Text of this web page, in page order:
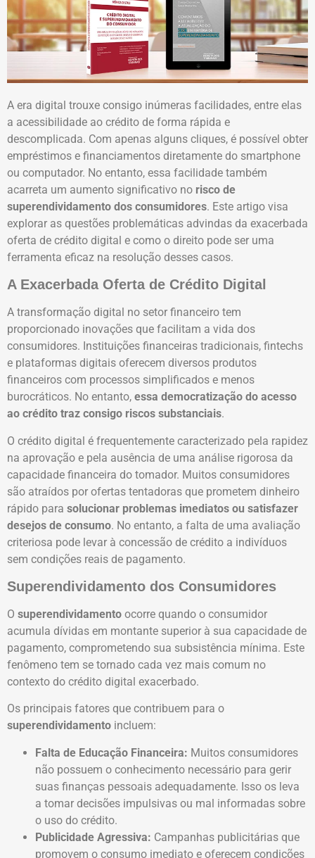
A era digital trouxe consigo inúmeras facilidades, entre elas
a acessibilidade ao crédito de forma rápida e
descomplicada. Com apenas alguns cliques, é possível obter
empréstimos e financiamentos diretamente do smartphone
ou computador. No entanto, essa facilidade também
acarreta um aumento significativo no risco de
superendividamento dos consumidores. Este artigo visa
explorar as questões problemáticas advindas da exacerbada
oferta de crédito digital e como o direito pode ser uma
ferramenta eficaz na resolução desses casos.
A Exacerbada Oferta de Crédito Digital
A transformação digital no setor financeiro tem
proporcionado inovações que facilitam a vida dos
consumidores. Instituições financeiras tradicionais, fintechs
e plataformas digitais oferecem diversos produtos
financeiros com processos simplificados e menos
burocráticos. No entanto, essa democratização do acesso
ao crédito traz consigo riscos substanciais.
O crédito digital é frequentemente caracterizado pela rapidez
na aprovação e pela ausência de uma análise rigorosa da
capacidade financeira do tomador. Muitos consumidores
são atraídos por ofertas tentadoras que prometem dinheiro
rápido para solucionar problemas imediatos ou satisfazer
desejos de consumo. No entanto, a falta de uma avaliação
criteriosa pode levar à concessão de crédito a indivíduos
sem condições reais de pagamento.
Superendividamento dos Consumidores
O superendividamento ocorre quando o consumidor
acumula dívidas em montante superior à sua capacidade de
pagamento, comprometendo sua subsistência mínima. Este
fenômeno tem se tornado cada vez mais comum no
contexto do crédito digital exacerbado.
Os principais fatores que contribuem para o
superendividamento incluem:
Falta de Educação Financeira: Muitos consumidores
não possuem o conhecimento necessário para gerir
suas finanças pessoais adequadamente. Isso os leva
a tomar decisões impulsivas ou mal informadas sobre
o uso do crédito.
Publicidade Agressiva: Campanhas publicitárias que
promovem o consumo imediato e oferecem condições